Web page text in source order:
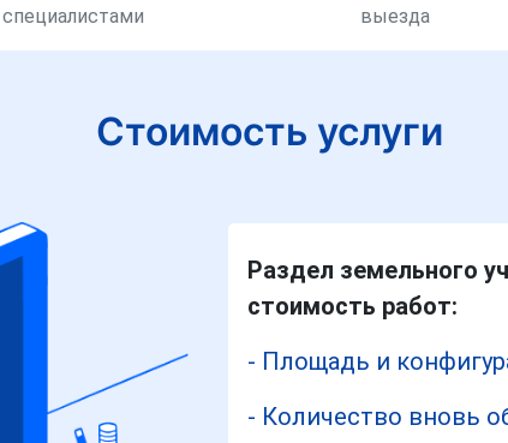
специалистами
выезда
Стоимость услуги
Раздел земельного
стоимость работ:
- Площадь и
- Количество вновь